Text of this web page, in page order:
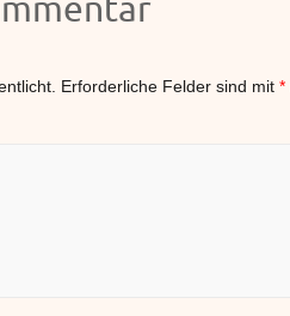
Erforderliche Felder sind mit*